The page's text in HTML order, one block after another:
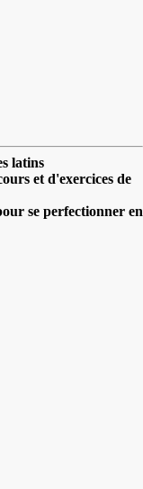
latins
et d'exercices de
se perfectionner en